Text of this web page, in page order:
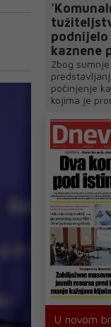
kaznene
Zbog
počinjenje
kojima je
U novom